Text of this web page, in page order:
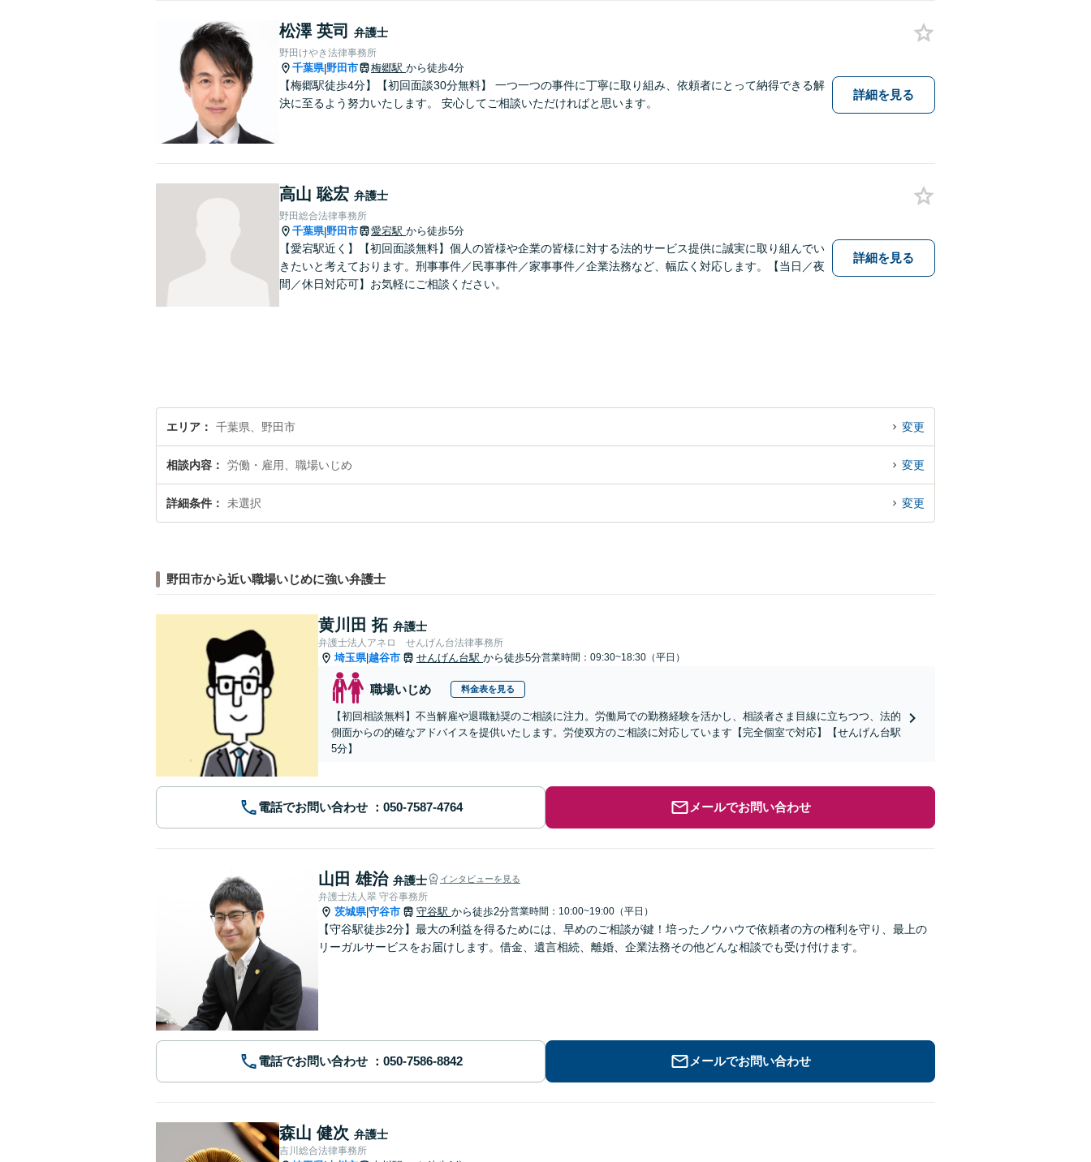
松澤 英司 弁護士
野田けやき法律事務所
千葉県|野田市 梅郷駅 から徒歩4分
【梅郷駅徒歩4分】【初回面談30分無料】 一つ一つの事件に丁寧に取り組み、依頼者にとって納得できる解
決に至るよう努力いたします。 安心してご相談いただければと思います。
詳細を見る
高山 聡宏 弁護士
野田総合法律事務所
千葉県|野田市 愛宕駅 から徒歩5分
【愛宕駅近く】【初回面談無料】個人の皆様や企業の皆様に対する法的サービス提供に誠実に取り組んでい
きたいと考えております。刑事事件／民事事件／家事事件／企業法務など、幅広く対応します。【当日／夜
間／休日対応可】お気軽にご相談ください。
詳細を見る
エリア 千葉県、野田市 変更
相談内容 労働・雇用、職場いじめ 変更
詳細条件 未選択 変更
野田市から近い職場いじめに強い弁護士
黄川田 拓 弁護士
弁護士法人アネロ せんげん台法律事務所
埼玉県|越谷市 せんげん台駅 から徒歩5分営業時間：09:30~18:30（平日）
職場いじめ 料金表を見る
【初回相談無料】不当解雇や退職勧奨のご相談に注力。労働局での勤務経験を活かし、相談者さま目線に立ちつつ、法的
側面からの的確なアドバイスを提供いたします。労使双方のご相談に対応しています【完全個室で対応】【せんげん台駅
5分】
電話でお問い合わせ メールでお問い合わせ
山田 雄治 弁護士 インタビューを見る
弁護士法人翠 守谷事務所
茨城県|守谷市 守谷駅 から徒歩2分営業時間：10:00~19:00（平日）
【守谷駅徒歩2分】最大の利益を得るためには、早めのご相談が鍵！培ったノウハウで依頼者の方の権利を守り、最上の
リーガルサービスをお届けします。借金、遺言相続、離婚、企業法務その他どんな相談でも受け付けます。
電話でお問い合わせ メールでお問い合わせ
森山 健次 弁護士
吉川総合法律事務所